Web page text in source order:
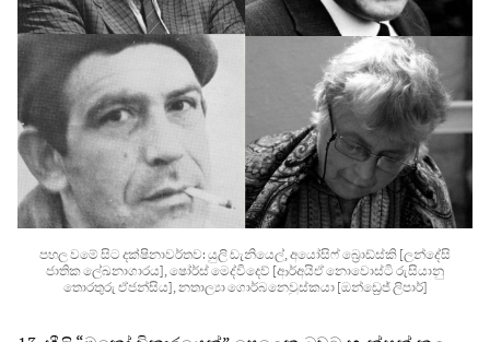
පහල වමේ සිට දක්ෂිනාවර්තව: යුලි ඩැනියෙල්, අයෝසිෆ් බ්‍රොඩ්ස්කි [ලන්දේසි
ජාතික ලේඛනාගාරය], ෂෝර්ස් මෙද්විදෙව් [ආර්අයිඒ නොවොස්ටි රුසියානු
තොරතුරු ඒජන්සිය], නතාල්‍යා ගොර්බනෙවුස්කයා [ඔන්ඩ්‍රෙජ් ලිපාර්]